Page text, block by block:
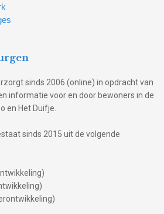
sinds 2006 (online) in opdracht van
informatie voor en door bewoners in de
en Het Duifje.
sinds 2015 uit de volgende